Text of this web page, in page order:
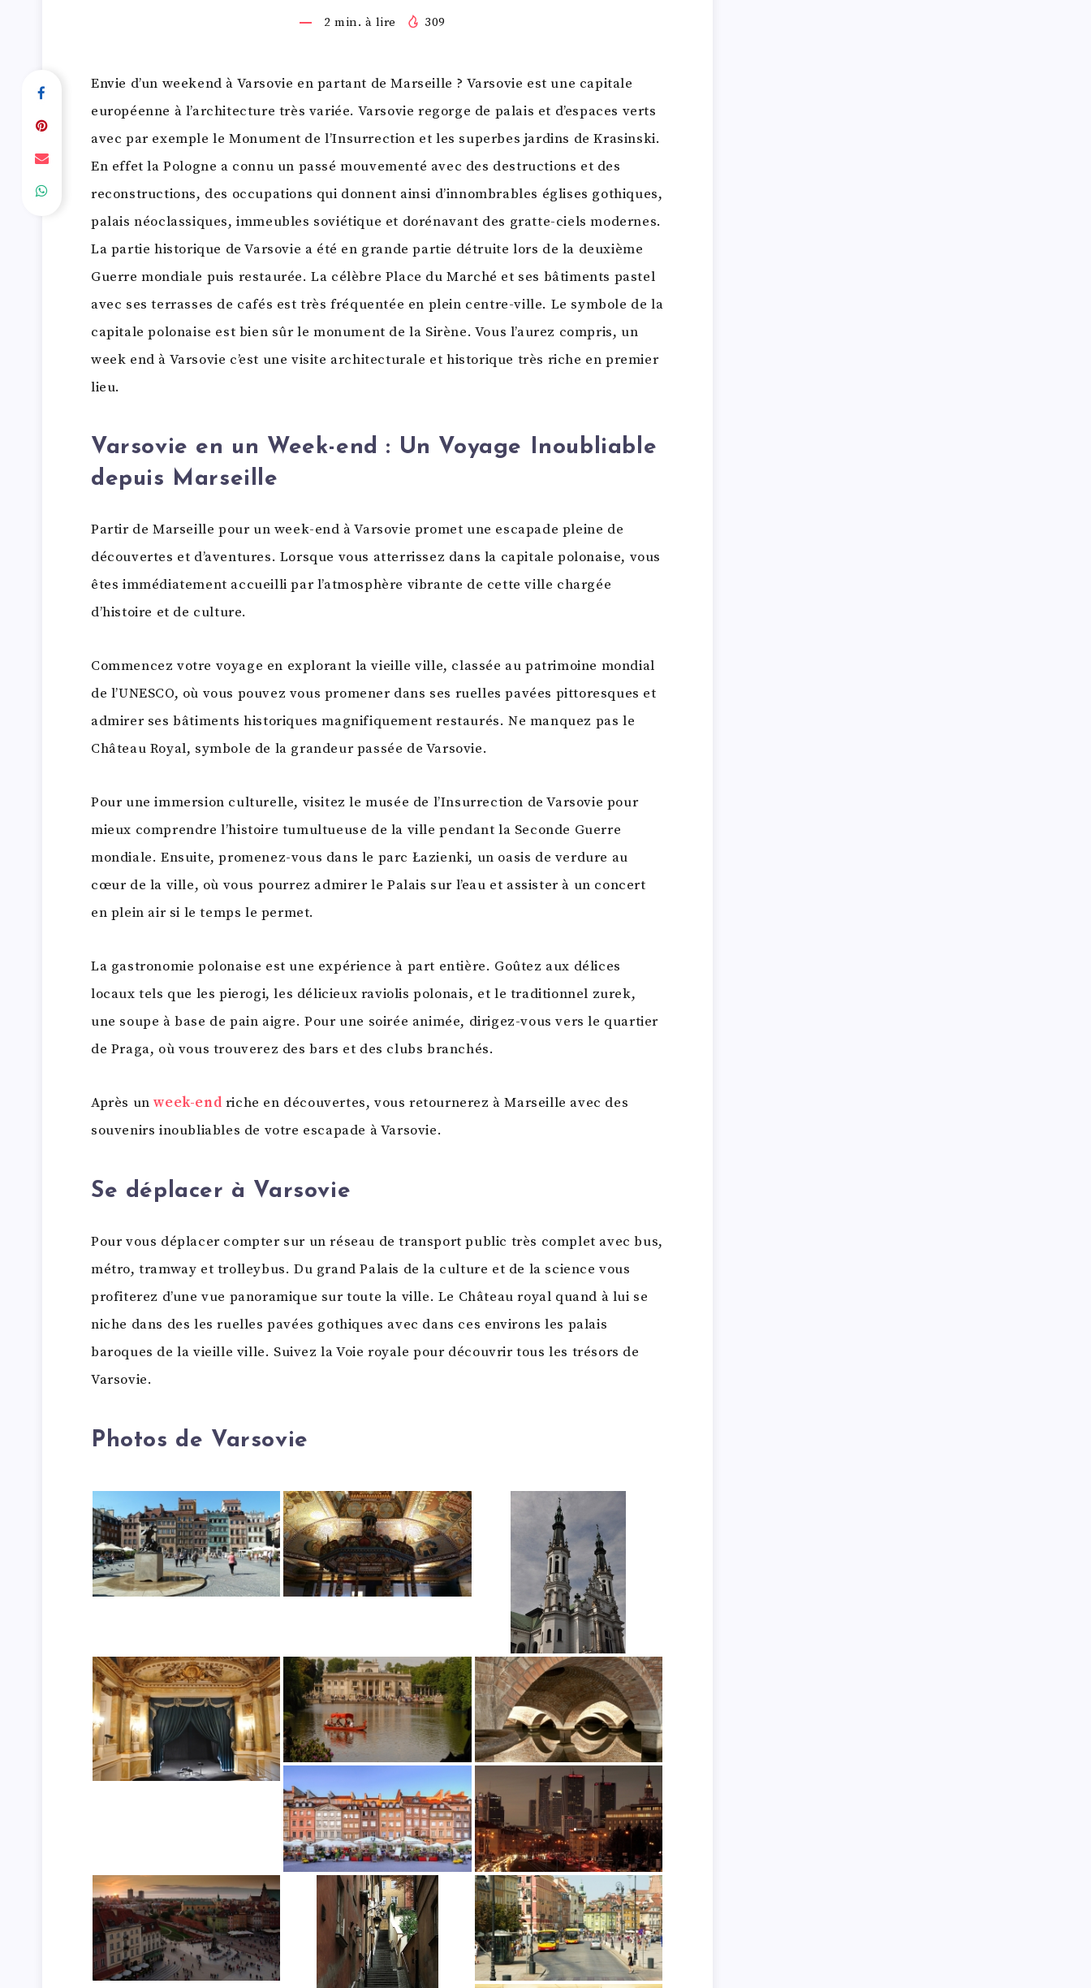
2 min. à lire 309
Envie d’un weekend à Varsovie en partant de Marseille ? Varsovie est une capitale
européenne à l’architecture très variée. Varsovie regorge de palais et d’espaces verts
avec par exemple le Monument de l’Insurrection et les superbes jardins de Krasinski.
En effet la Pologne a connu un passé mouvementé avec des destructions et des
reconstructions, des occupations qui donnent ainsi d’innombrables églises gothiques,
palais néoclassiques, immeubles soviétique et dorénavant des gratte-ciels modernes.
La partie historique de Varsovie a été en grande partie détruite lors de la deuxième
Guerre mondiale puis restaurée. La célèbre Place du Marché et ses bâtiments pastel
avec ses terrasses de cafés est très fréquentée en plein centre-ville. Le symbole de la
capitale polonaise est bien sûr le monument de la Sirène. Vous l’aurez compris, un
week end à Varsovie c’est une visite architecturale et historique très riche en premier
lieu.
Varsovie en un Week-end : Un Voyage Inoubliable
depuis Marseille
Partir de Marseille pour un week-end à Varsovie promet une escapade pleine de
découvertes et d’aventures. Lorsque vous atterrissez dans la capitale polonaise, vous
êtes immédiatement accueilli par l’atmosphère vibrante de cette ville chargée
d’histoire et de culture.
Commencez votre voyage en explorant la vieille ville, classée au patrimoine mondial
de l’UNESCO, où vous pouvez vous promener dans ses ruelles pavées pittoresques et
admirer ses bâtiments historiques magnifiquement restaurés. Ne manquez pas le
Château Royal, symbole de la grandeur passée de Varsovie.
Pour une immersion culturelle, visitez le musée de l’Insurrection de Varsovie pour
mieux comprendre l’histoire tumultueuse de la ville pendant la Seconde Guerre
mondiale. Ensuite, promenez-vous dans le parc Łazienki, un oasis de verdure au
cœur de la ville, où vous pourrez admirer le Palais sur l’eau et assister à un concert
en plein air si le temps le permet.
La gastronomie polonaise est une expérience à part entière. Goûtez aux délices
locaux tels que les pierogi, les délicieux raviolis polonais, et le traditionnel zurek,
une soupe à base de pain aigre. Pour une soirée animée, dirigez-vous vers le quartier
de Praga, où vous trouverez des bars et des clubs branchés.
Après unweek-end riche en découvertes, vous retournerez à Marseille avec des
souvenirs inoubliables de votre escapade à Varsovie.
Se déplacer à Varsovie
Pour vous déplacer compter sur un réseau de transport public très complet avec bus,
métro, tramway et trolleybus. Du grand Palais de la culture et de la science vous
profiterez d’une vue panoramique sur toute la ville. Le Château royal quand à lui se
niche dans des les ruelles pavées gothiques avec dans ces environs les palais
baroques de la vieille ville. Suivez la Voie royale pour découvrir tous les trésors de
Varsovie.
Photos de Varsovie